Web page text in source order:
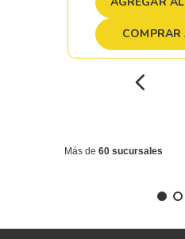
Más de 60 sucursales